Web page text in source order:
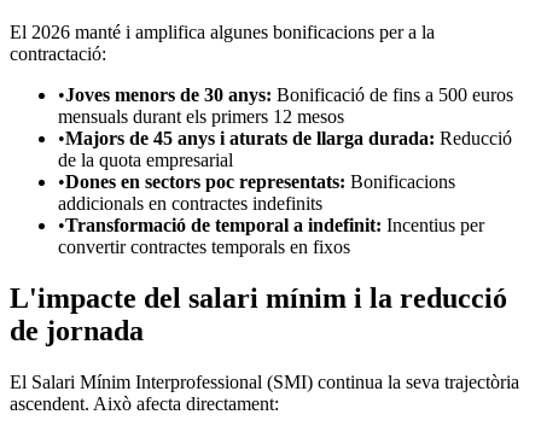
El 2026 manté i amplifica algunes bonificacions per a la
contractació:
•Joves menors de 30 anys: Bonificació de fins a 500 euros
mensuals durant els primers 12 mesos
•Majors de 45 anys i aturats de llarga durada: Reducció
de la quota empresarial
•Dones en sectors poc representats: Bonificacions
addicionals en contractes indefinits
•Transformació de temporal a indefinit: Incentius per
convertir contractes temporals en fixos
L'impacte del salari mínim i la reducció
de jornada
El Salari Mínim Interprofessional (SMI) continua la seva trajectòria
ascendent. Això afecta directament: